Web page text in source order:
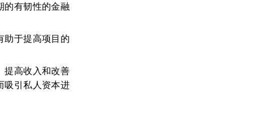
的有韧性的金融
助于提高项目的
提高收入和改善
吸引私人资本进